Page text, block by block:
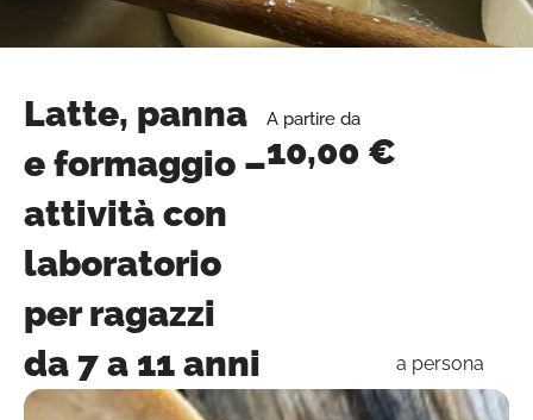
Latte, panna
e formaggio –
attività con
laboratorio
per ragazzi
da 7 a 11 anni
A partire da
10,00 €
a persona